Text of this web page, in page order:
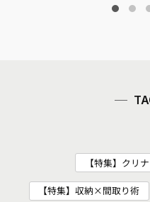
【特集】クリ
【特集】収納×間取り術